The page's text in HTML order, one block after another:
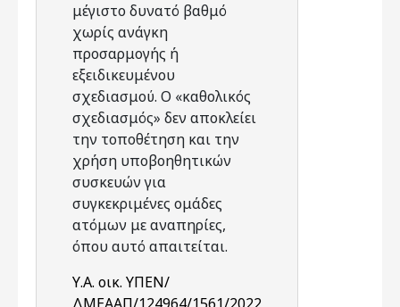
μέγιστο δυνατό βαθμό
χωρίς ανάγκη
προσαρμογής ή
εξειδικευμένου
σχεδιασμού. Ο «καθολικός
σχεδιασμός» δεν αποκλείει
την τοποθέτηση και την
χρήση υποβοηθητικών
συσκευών για
συγκεκριμένες ομάδες
ατόμων με αναπηρίες,
όπου αυτό απαιτείται.
Υ.Α. οικ. ΥΠΕΝ/